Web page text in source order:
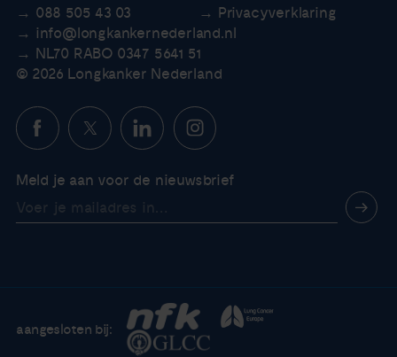
088 505 43 03
Privacyverklaring
info@longkankernederland.nl
NL70 RABO 0347 5641 51
© 2026 Longkanker Nederland
Meld je aan voor de nieuwsbrief
aangesloten bij: